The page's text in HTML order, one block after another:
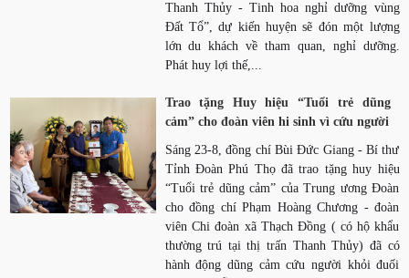
Thanh Thủy - Tinh hoa nghỉ dưỡng vùng
Đất Tổ”, dự kiến huyện sẽ đón một lượng
lớn du khách về tham quan, nghỉ dưỡng.
Phát huy lợi thế,...
Trao tặng Huy hiệu “Tuổi trẻ dũng
cảm” cho đoàn viên hi sinh vì cứu người
Sáng 23-8, đồng chí Bùi Đức Giang - Bí thư
Tỉnh Đoàn Phú Thọ đã trao tặng huy hiệu
“Tuổi trẻ dũng cảm” của Trung ương Đoàn
cho đồng chí Phạm Hoàng Chương - đoàn
viên Chi đoàn xã Thạch Đồng ( có hộ khẩu
thường trú tại thị trấn Thanh Thủy) đã có
hành động dũng cảm cứu người khỏi đuối